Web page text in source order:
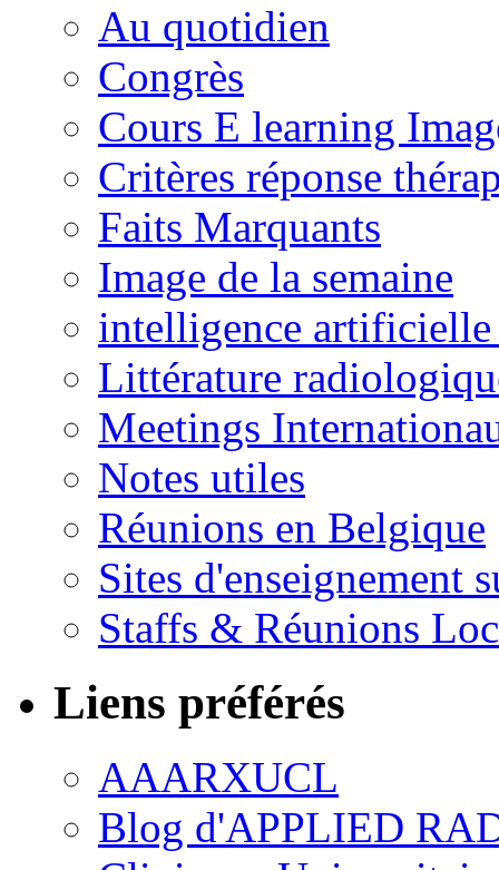
Au quotidien
Congrès
Cours E learning
Critères réponse
Faits Marquants
Image de la semaine
intelligence
Littérature
Meetings
Notes utiles
Réunions en Belgique
Sites d'enseignement
Staffs & Réunions
Liens préférés
AAARXUCL
Blog d'APPLIED